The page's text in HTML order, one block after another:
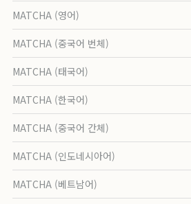
MATCHA (영어)
MATCHA (중국어 번체)
MATCHA (태국어)
MATCHA (한국어)
MATCHA (중국어 간체)
MATCHA (인도네시아어)
MATCHA (베트남어)